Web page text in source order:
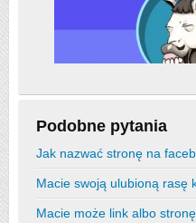
Podobne pytania
Jak nazwać stronę na
Macie swoją ulubioną rasę
Macie może link albo